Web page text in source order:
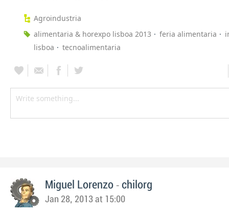
Agroindustria
alimentaria & horexpo lisboa 2013
feria alimentaria
lisboa
tecnoalimentaria
Miguel Lorenzo - chilorg
Jan 28, 2013 at 15:00